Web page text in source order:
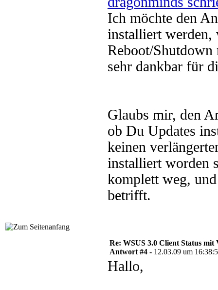
Ich möchte den
installiert werden,
Reboot/
sehr dankbar für
Glaubs mir, den
ob Du Updates
keinen
installiert worden
komplett weg,
betrifft.
Re: WSUS 3.0 Client Status
Antwort #4 - 12.03.09 um
Hallo,